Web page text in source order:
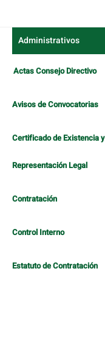
Administrativos
Actas Consejo Directivo
Avisos de Convocatorias
Certificado de Existencia y
Representación Legal
Contratación
Control Interno
Estatuto de Contratación